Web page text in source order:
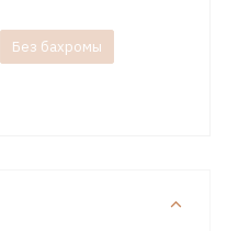
Без бахромы